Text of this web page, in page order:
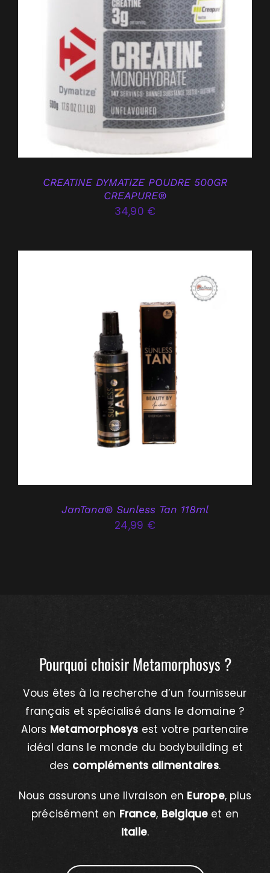
AJOUTER AU PANIER
/
DÉTAILS
CREATINE DYMATIZE POUDRE 500GR
CREAPURE®
34,90 €
AJOUTER AU PANIER
JanTana® Sunless Tan 118ml
24,99 €
Pourquoi choisir Metamorphosys ?
Vous êtes à la recherche d’un fournisseur
français et spécialisé dans le domaine ?
Alors Metamorphosys est votre partenaire
idéal dans le monde du bodybuilding et
des compléments alimentaires.
Nous assurons une livraison en Europe, plus
précisément en France, Belgique et en
Italie.